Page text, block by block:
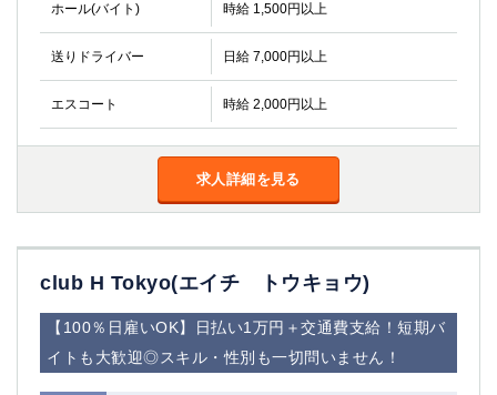
ホール(バイト) 時給 1,500円以上
送りドライバー 日給 7,000円以上
エスコート 時給 2,000円以上
求人詳細を見る
club H Tokyo(エイチ トウキョウ)
【100％日雇いOK】日払い1万円＋交通費支給！短期バ
イトも大歓迎◎スキル・性別も一切問いません！
獨協大学前＜草加松原＞
春日部
川口
蕨
千葉県
津田沼
千葉
柏（西口）
木更津
柏（東口）
下総中山
茂原
松戸
八千代台
本八幡
東金
浦安